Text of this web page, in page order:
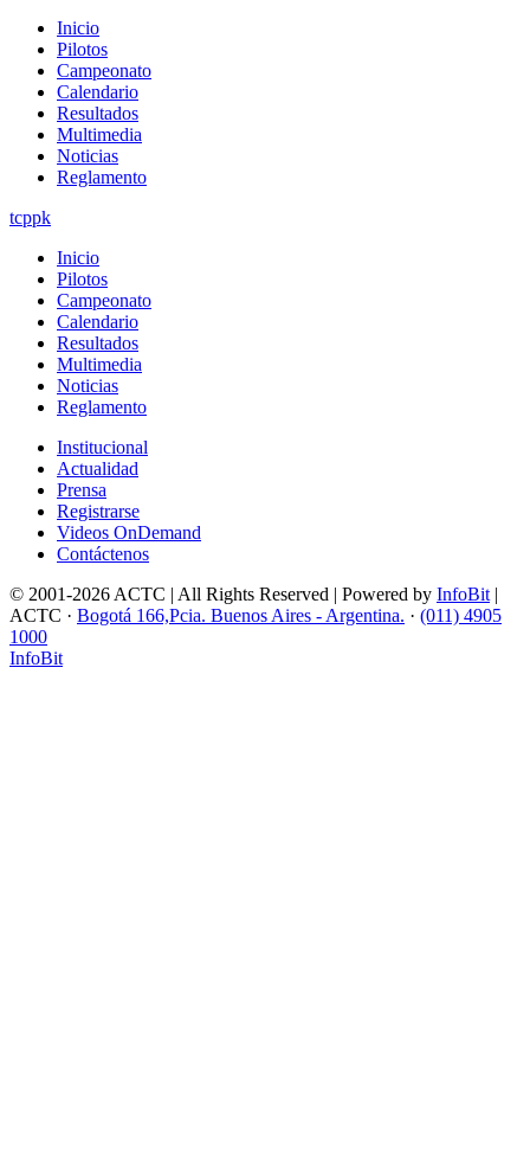
Inicio
Pilotos
Campeonato
Calendario
Resultados
Multimedia
Noticias
Reglamento
tcppk
Inicio
Pilotos
Campeonato
Calendario
Resultados
Multimedia
Noticias
Reglamento
Institucional
Actualidad
Prensa
Registrarse
Videos OnDemand
Contáctenos
© 2001-2026 ACTC | All Rights Reserved | Powered by InfoBit |
ACTC · Bogotá 166,Pcia. Buenos Aires - Argentina. · (011) 4905
1000
InfoBit